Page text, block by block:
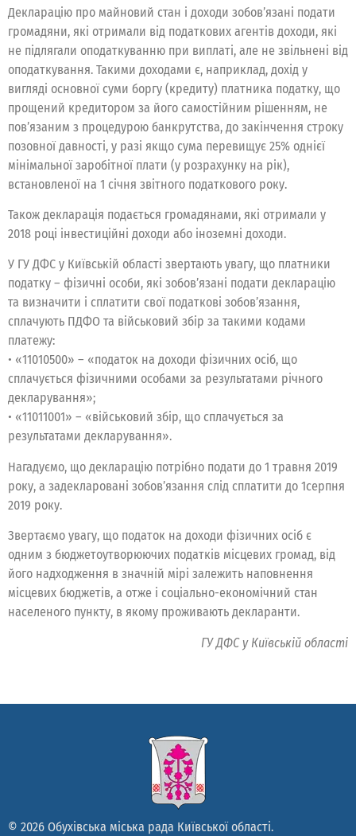
Декларацію про майновий стан і доходи зобов’язані подати
громадяни, які отримали від податкових агентів доходи, які
не підлягали оподаткуванню при виплаті, але не звільнені від
оподаткування. Такими доходами є, наприклад, дохід у
вигляді основної суми боргу (кредиту) платника податку, що
прощений кредитором за його самостійним рішенням, не
пов’язаним з процедурою банкрутства, до закінчення строку
позовної давності, у разі якщо сума перевищує 25% однієї
мінімальної заробітної плати (у розрахунку на рік),
встановленої на 1 січня звітного податкового року.
Також декларація подається громадянами, які отримали у
2018 році інвестиційні доходи або іноземні доходи.
У ГУ ДФС у Київській області звертають увагу, що платники
податку – фізичні особи, які зобов’язані подати декларацію
та визначити і сплатити свої податкові зобов’язання,
сплачують ПДФО та військовий збір за такими кодами
платежу:
• «11010500» – «податок на доходи фізичних осіб, що
сплачується фізичними особами за результатами річного
декларування»;
• «11011001» – «військовий збір, що сплачується за
результатами декларування».
Нагадуємо, що декларацію потрібно подати до 1 травня 2019
року, а задекларовані зобов’язання слід сплатити до 1серпня
2019 року.
Звертаємо увагу, що податок на доходи фізичних осіб є
одним з бюджетоутворюючих податків місцевих громад, від
його надходження в значній мірі залежить наповнення
місцевих бюджетів, а отже і соціально-економічний стан
населеного пункту, в якому проживають декларанти.
ГУ ДФС у Київській області
© 2026 Обухівська міська рада Київської області.